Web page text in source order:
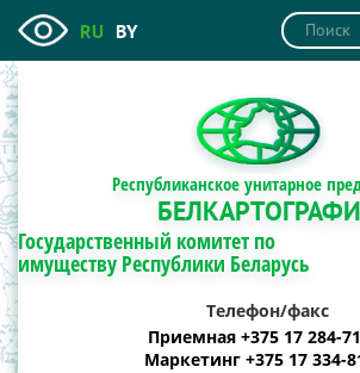
RU BY
Республиканское унитарное
Государственный комитет по
имуществу Республики Беларусь
Телефон/факс
Приемная +375 17 284-
Маркетинг +375 17 334-